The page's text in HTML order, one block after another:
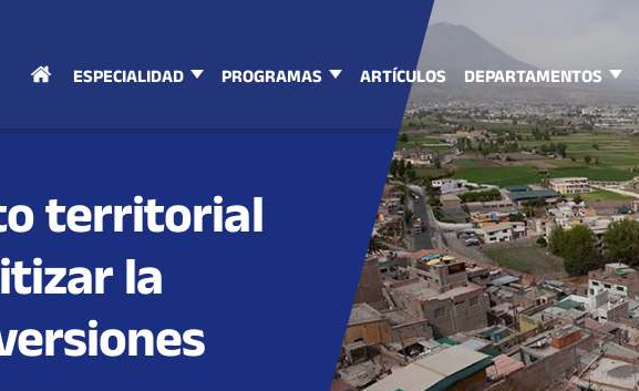
ESPECIALIDAD PROGRAMAS ARTÍCULOS DEPARTAMENTOS
territorial
la